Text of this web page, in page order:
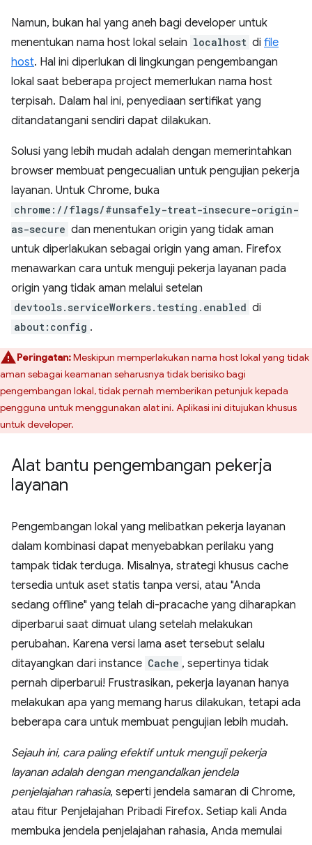
Namun, bukan hal yang aneh bagi developer untuk
menentukan nama host lokal selain localhost di file
host. Hal ini diperlukan di lingkungan pengembangan
lokal saat beberapa project memerlukan nama host
terpisah. Dalam hal ini, penyediaan sertifikat yang
ditandatangani sendiri dapat dilakukan.
Solusi yang lebih mudah adalah dengan memerintahkan
browser membuat pengecualian untuk pengujian pekerja
layanan. Untuk Chrome, buka
chrome://flags/#unsafely-treat-insecure-origin-
as-secure dan menentukan origin yang tidak aman
untuk diperlakukan sebagai origin yang aman. Firefox
menawarkan cara untuk menguji pekerja layanan pada
origin yang tidak aman melalui setelan
devtools.serviceWorkers.testing.enabled di
about:config .
Peringatan:Meskipun memperlakukan nama host lokal yang tidak
aman sebagai keamanan seharusnya tidak berisiko bagi
pengembangan lokal, tidak pernah memberikan petunjuk kepada
pengguna untuk menggunakan alat ini. Aplikasi ini ditujukan khusus
untuk developer.
Alat bantu pengembangan pekerja
layanan
Pengembangan lokal yang melibatkan pekerja layanan
dalam kombinasi dapat menyebabkan perilaku yang
tampak tidak terduga. Misalnya, strategi khusus cache
tersedia untuk aset statis tanpa versi, atau "Anda
sedang offline" yang telah di-pracache yang diharapkan
diperbarui saat dimuat ulang setelah melakukan
perubahan. Karena versi lama aset tersebut selalu
ditayangkan dari instance Cache , sepertinya tidak
pernah diperbarui! Frustrasikan, pekerja layanan hanya
melakukan apa yang memang harus dilakukan, tetapi ada
beberapa cara untuk membuat pengujian lebih mudah.
Sejauh ini, cara paling efektif untuk menguji pekerja
layanan adalah dengan mengandalkan jendela
penjelajahan rahasia, seperti jendela samaran di Chrome,
atau fitur Penjelajahan Pribadi Firefox. Setiap kali Anda
membuka jendela penjelajahan rahasia, Anda memulai